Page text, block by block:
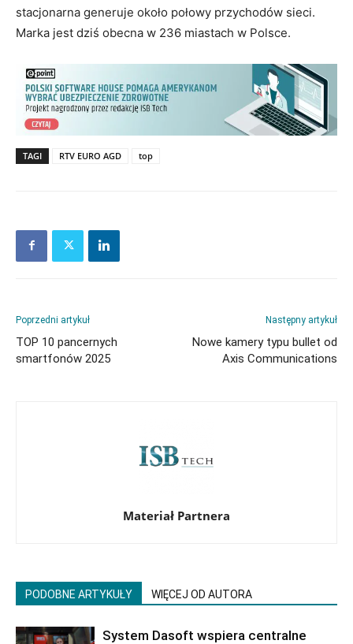
stacjonarna generuje około połowy przychodów sieci.
Marka jest dziś obecna w 236 miastach w Polsce.
TAGI RTV EURO AGD top
Poprzedni artykuł
TOP 10 pancernych
smartfonów 2025
Następny artykuł
Nowe kamery typu bullet od
Axis Communications
Materiał Partnera
PODOBNE ARTYKUŁY WIĘCEJ OD AUTORA
System Dasoft wspiera centralne